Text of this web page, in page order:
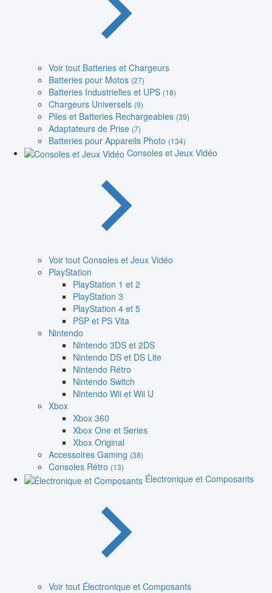
Voir tout Batteries et Chargeurs
Batteries pour Motos (27)
Batteries Industrielles et UPS (18)
Chargeurs Universels (9)
Piles et Batteries Rechargeables (39)
Adaptateurs de Prise (7)
Batteries pour Appareils Photo (134)
Consoles et Jeux Vidéo
Voir tout Consoles et Jeux Vidéo
PlayStation
PlayStation 1 et 2
PlayStation 3
PlayStation 4 et 5
PSP et PS Vita
Nintendo
Nintendo 3DS et 2DS
Nintendo DS et DS Lite
Nintendo Rétro
Nintendo Switch
Nintendo Wii et Wii U
Xbox
Xbox 360
Xbox One et Series
Xbox Original
Accessoires Gaming (38)
Consoles Rétro (13)
Électronique et Composants
Voir tout Électronique et Composants